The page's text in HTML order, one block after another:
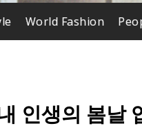
World Fashion
인생의 봄날